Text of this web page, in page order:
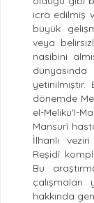
icra edilmiş
büyük
veya
nasibini
dönemde
el-Meliku'l-
Mansurî
İlhanlı
Reşidî
Bu
hakkında